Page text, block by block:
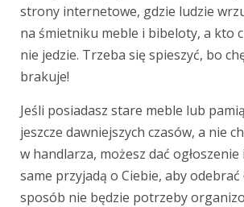
strony internetowe, gdzie ludzie
na śmietniku meble i bibeloty, a kto
nie jedzie. Trzeba się spieszyć, bo
brakuje!
Jeśli posiadasz stare meble lub
jeszcze dawniejszych czasów, a nie
w handlarza, możesz dać
same przyjadą o Ciebie, aby odebrać
sposób nie będzie potrzeby